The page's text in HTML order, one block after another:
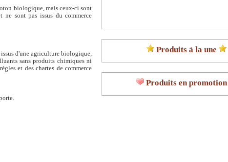
biologique, mais ceux-ci sont
ne sont pas issus du commerce
d'une agriculture biologique,
sans produits chimiques ni
et des chartes de commerce
Produits à la une
Produits en promotion